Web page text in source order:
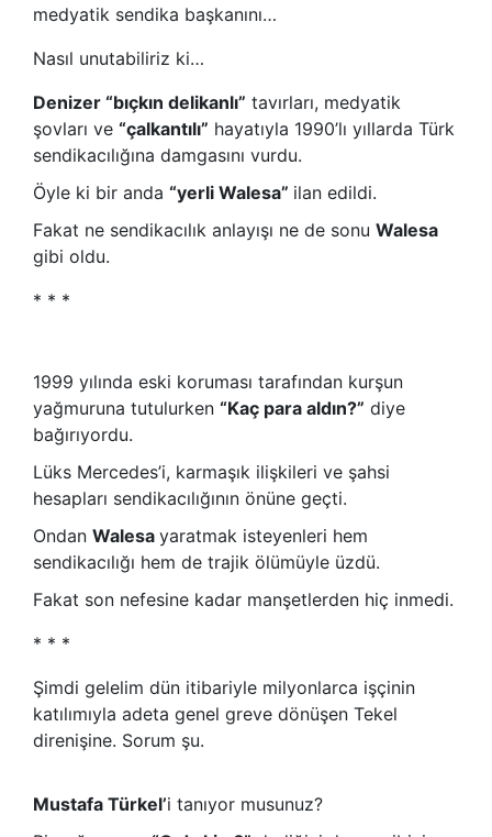
medyatik sendika başkanını…
Nasıl unutabiliriz ki…
Denizer “bıçkın delikanlı” tavırları, medyatik
şovları ve “çalkantılı” hayatıyla 1990’lı yıllarda Türk
sendikacılığına damgasını vurdu.
Öyle ki bir anda “yerli Walesa” ilan edildi.
Fakat ne sendikacılık anlayışı ne de sonu Walesa
gibi oldu.
* * *
1999 yılında eski koruması tarafından kurşun
yağmuruna tutulurken “Kaç para aldın?” diye
bağırıyordu.
Lüks Mercedes’i, karmaşık ilişkileri ve şahsi
hesapları sendikacılığının önüne geçti.
Ondan Walesa yaratmak isteyenleri hem
sendikacılığı hem de trajik ölümüyle üzdü.
Fakat son nefesine kadar manşetlerden hiç inmedi.
* * *
Şimdi gelelim dün itibariyle milyonlarca işçinin
katılımıyla adeta genel greve dönüşen Tekel
direnişine. Sorum şu.
Mustafa Türkel’i tanıyor musunuz?